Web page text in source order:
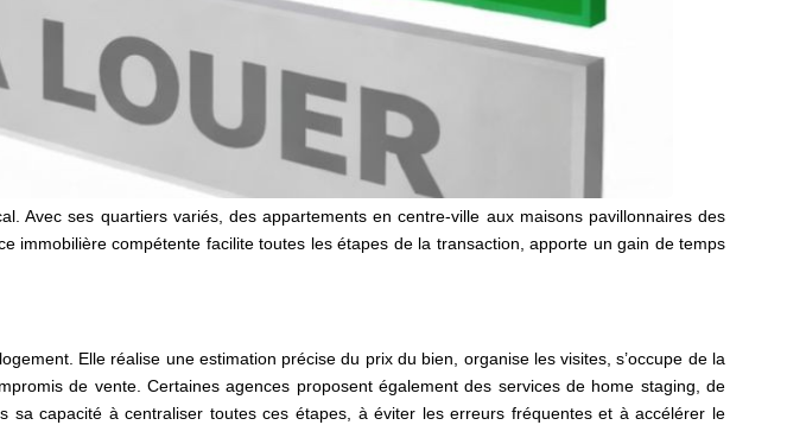
Avec ses quartiers variés, des appartements en centre-ville aux maisons pavillonnaires des
compétente facilite toutes les étapes de la transaction, apporte un gain de temps
Elle réalise une estimation précise du prix du bien, organise les visites, s’occupe de la
de vente. Certaines agences proposent également des services de home staging, de
sa capacité à centraliser toutes ces étapes, à éviter les erreurs fréquentes et à accélérer le